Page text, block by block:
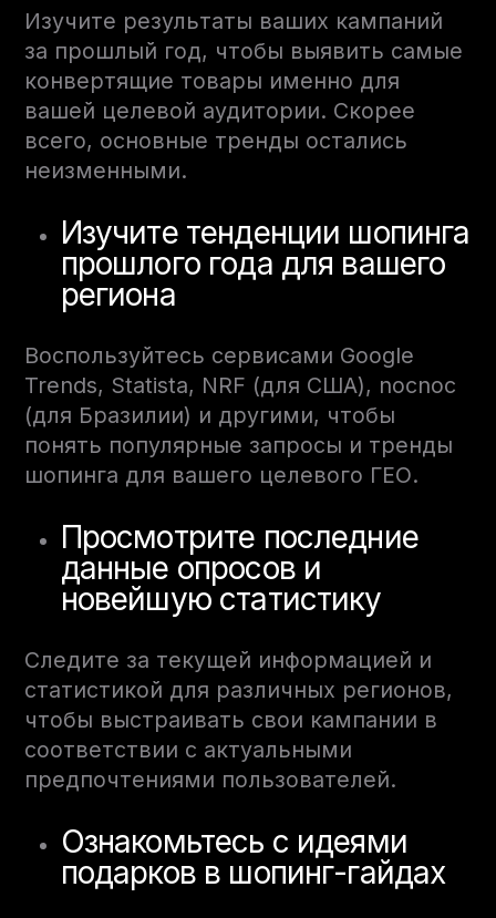
Изучите результаты ваших кампаний
за прошлый год, чтобы выявить самые
конвертящие товары именно для
вашей целевой аудитории. Скорее
всего, основные тренды остались
неизменными.
Изучите тенденции шопинга
прошлого года для вашего
региона
Воспользуйтесь сервисами Google
Trends, Statista, NRF (для США), nocnoc
(для Бразилии) и другими, чтобы
понять популярные запросы и тренды
шопинга для вашего целевого ГЕО.
Просмотрите последние
данные опросов и
новейшую статистику
Следите за текущей информацией и
статистикой для различных регионов,
чтобы выстраивать свои кампании в
соответствии с актуальными
предпочтениями пользователей.
Ознакомьтесь с идеями
подарков в шопинг-гайдах